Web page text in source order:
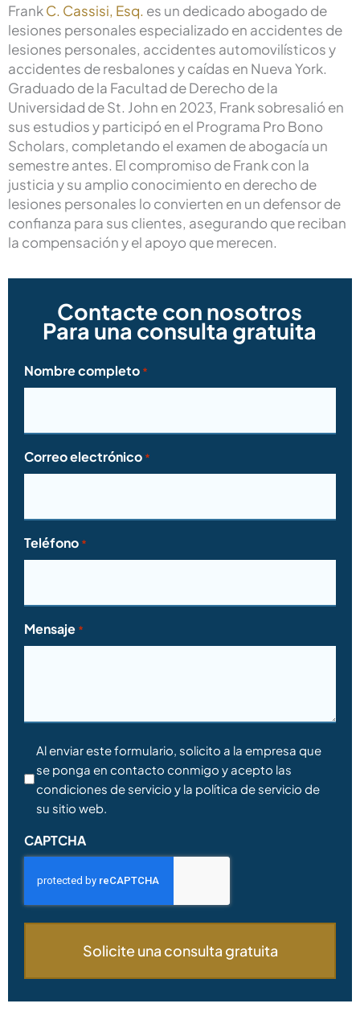
FrankC. Cassisi, Esq. es un dedicado abogado de
lesiones personales especializado en accidentes de
lesiones personales, accidentes automovilísticos y
accidentes de resbalones y caídas en Nueva York.
Graduado de la Facultad de Derecho de la
Universidad de St. John en 2023, Frank sobresalió en
sus estudios y participó en el Programa Pro Bono
Scholars, completando el examen de abogacía un
semestre antes. El compromiso de Frank con la
justicia y su amplio conocimiento en derecho de
lesiones personales lo convierten en un defensor de
confianza para sus clientes, asegurando que reciban
la compensación y el apoyo que merecen.
Contacte con nosotros
Para una consulta gratuita
Nombre completo *
Correo electrónico *
Teléfono *
Mensaje *
Consentimiento
Al enviar este formulario, solicito a la empresa que
se ponga en contacto conmigo y acepto las
condiciones de servicio y la política de servicio de
su sitio web.
CAPTCHA